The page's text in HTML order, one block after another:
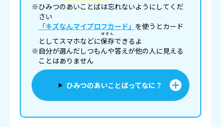
※ひみつのあいことばは忘れないようにしてくだ
さい
「キズなんマイプロフカード」 を使うとカード
としてスマホなどに保存
ほぞん
できるよ
※自分が選んだしつもんや答えが他の人に見える
ことはありません
ひみつのあいことばってなに？